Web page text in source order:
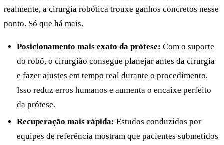
realmente, a cirurgia robótica trouxe ganhos concretos nesse
ponto. Só que há mais.
Posicionamento mais exato da prótese: Com o suporte
do robô, o cirurgião consegue planejar antes da cirurgia
e fazer ajustes em tempo real durante o procedimento.
Isso reduz erros humanos e aumenta o encaixe perfeito
da prótese.
Recuperação mais rápida: Estudos conduzidos por
equipes de referência mostram que pacientes submetidos